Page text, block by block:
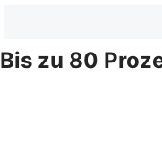
Bis zu 80